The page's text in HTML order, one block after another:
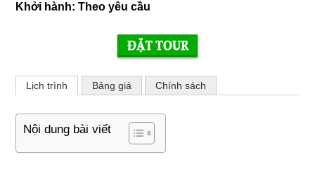
Khởi hành: Theo yêu cầu
Lịch trình Bảng giá Chính sách
Nội dung bài viết